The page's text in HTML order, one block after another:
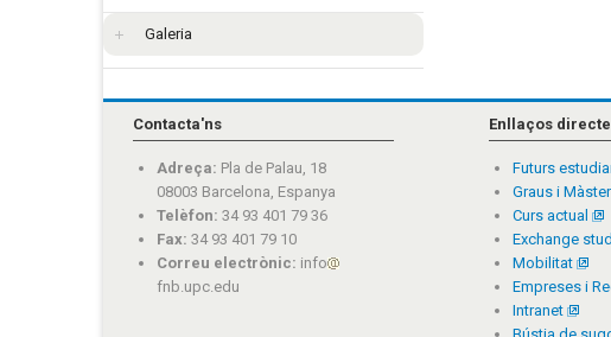
Galeria
Contacta'ns
Adreça: Pla de Palau, 18
08003 Barcelona, Espanya
Telèfon: 34 93 401 79 36
Fax: 34 93 401 79 10
Correu electrònic: info
fnb.upc.edu
Enllaços
Futurs
Graus i
Curs actual
Exchange
Mobilitat
Empreses i
Intranet